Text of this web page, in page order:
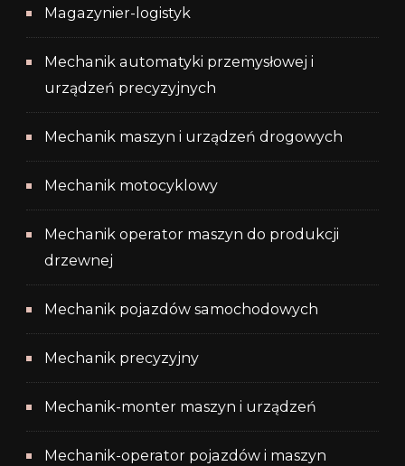
Magazynier-logistyk
Mechanik automatyki przemysłowej i
urządzeń precyzyjnych
Mechanik maszyn i urządzeń drogowych
Mechanik motocyklowy
Mechanik operator maszyn do produkcji
drzewnej
Mechanik pojazdów samochodowych
Mechanik precyzyjny
Mechanik-monter maszyn i urządzeń
Mechanik-operator pojazdów i maszyn